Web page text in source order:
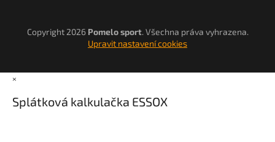
Copyright 2026 Pomelo sport. Všechna práva vyhrazena.
Upravit nastavení cookies
×
Splátková kalkulačka ESSOX